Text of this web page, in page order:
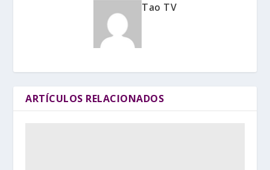
Tao TV
ARTÍCULOS RELACIONADOS